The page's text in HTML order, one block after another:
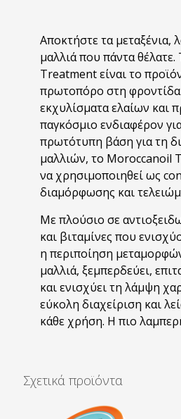
25ml
ποσότητα
Αποκτήστε τα μεταξένια,
μαλλιά που πάντα
Treatment είναι το
πρωτοπόρο στη
εκχυλίσματα ελαίων και
παγκόσμιο ενδιαφέρον
πρωτότυπη βάση για τη
μαλλιών, το Moroccanoil
να χρησιμοποιηθεί ως
διαμόρφωσης και
Με πλούσιο σε
και βιταμίνες που
η περιποίηση
μαλλιά, ξεμπερδεύει,
και ενισχύει τη λάμψη
εύκολη διαχείριση και
κάθε χρήση. Η πιο
Σχετικά προϊόντα